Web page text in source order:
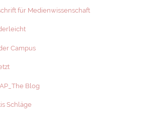
für Medienwissenschaft
Campus
Blog
Schläge